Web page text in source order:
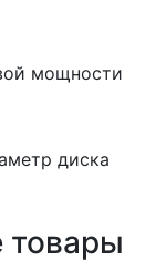
мощности
диска